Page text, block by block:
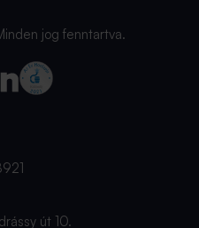
jog fenntartva.
út 10.